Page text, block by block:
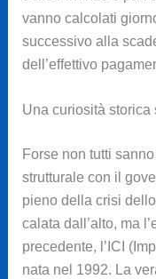
vanno calcolati
successivo alla
dell’effettivo
Una curiosità storica
Forse non tutti
strutturale con il
pieno della crisi
calata dall’alto, ma
precedente, l’ICI
nata nel 1992. La